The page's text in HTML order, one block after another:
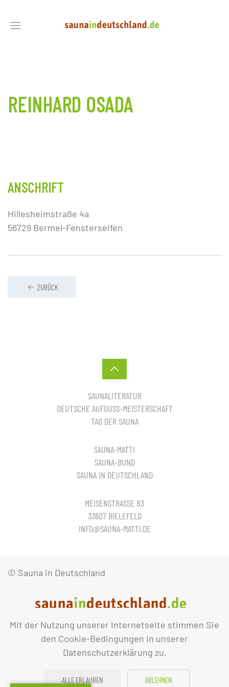
Mit der Nutzung unserer Internetseite stimmen Sie
den Cookie-Bedingungen in unserer
Datenschutzerklärung zu.
ALLE ERLAUBEN ABLEHNEN
REINHARD OSADA
ANSCHRIFT
Hillesheimstraße 4a
56729 Bermel-Fensterseifen
ZURÜCK
SAUNALITERATUR
DEUTSCHE AUFGUSS-MEISTERSCHAFT
TAG DER SAUNA
SAUNA-MATTI
SAUNA-BUND
SAUNA IN DEUTSCHLAND
MEISENSTRASSE 83
33607 BIELEFELD
INFO@SAUNA-MATTI.DE
© Sauna in Deutschland
IMPRESSUM DATENSCHUTZ